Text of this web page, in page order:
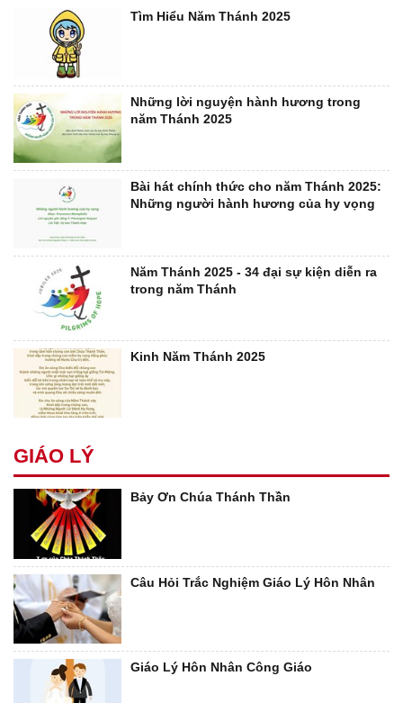
Tìm Hiểu Năm Thánh 2025
Những lời nguyện hành hương trong
năm Thánh 2025
Bài hát chính thức cho năm Thánh 2025:
Những người hành hương của hy vọng
Năm Thánh 2025 - 34 đại sự kiện diễn ra
trong năm Thánh
Kinh Năm Thánh 2025
GIÁO LÝ
Bảy Ơn Chúa Thánh Thần
Câu Hỏi Trắc Nghiệm Giáo Lý Hôn Nhân
Giáo Lý Hôn Nhân Công Giáo